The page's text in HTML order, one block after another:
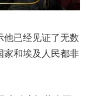
已经见证了无数
家和埃及人民都非